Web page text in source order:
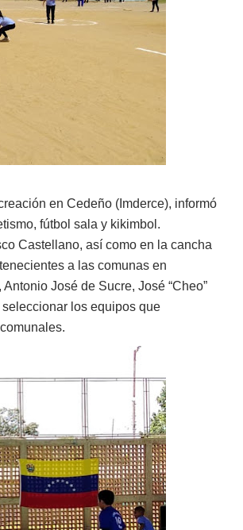
en Cedeño (Imderce), informó
fútbol sala y kikimbol.
Castellano, así como en la cancha
a las comunas en
José de Sucre, José “Cheo”
los equipos que